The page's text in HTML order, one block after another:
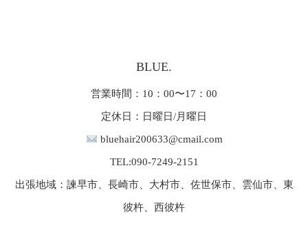
BLUE.
営業時間：10：00〜17：00
定休日：日曜日/月曜日
bluehair200633@cmail.com
TEL:090-7249-2151
出張地域：諫早市、長崎市、大村市、佐世保市、雲仙市、東
彼杵、西彼杵